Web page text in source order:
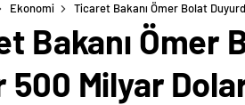
Ekonomi Ticaret Bakanı Ömer Bolat
Bakanı Ömer
500 Milyar